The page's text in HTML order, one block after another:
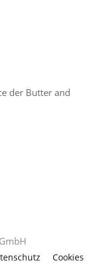
der Butter and
Cookies